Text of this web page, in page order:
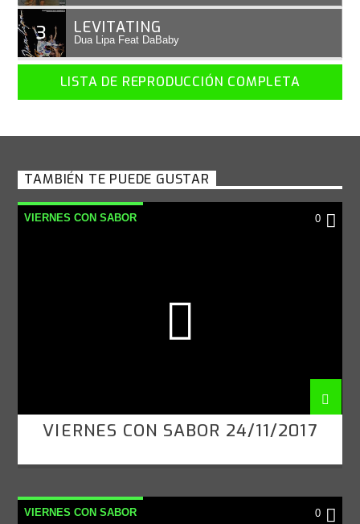
3 LEVITATING
Dua Lipa Feat DaBaby
LISTA DE REPRODUCCIÓN COMPLETA
TAMBIÉN TE PUEDE GUSTAR
VIERNES CON SABOR 0
VIERNES CON SABOR 24/11/2017
VIERNES CON SABOR 0